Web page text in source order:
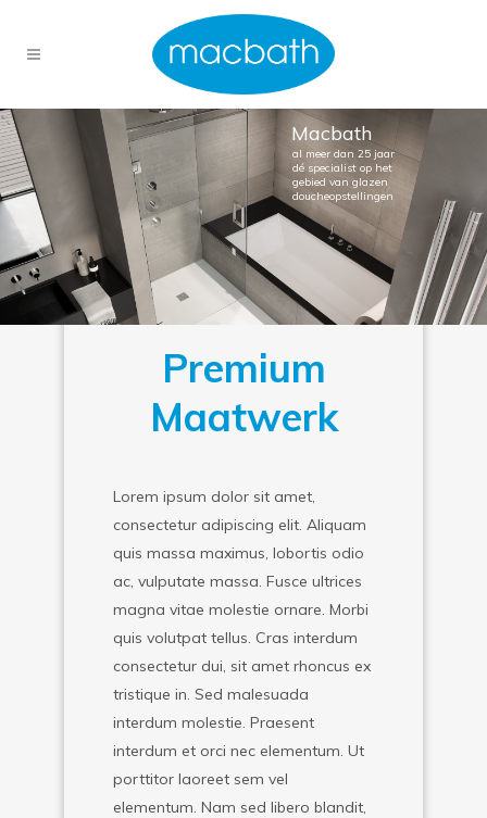
al meer dan 25 jaar
dé specialist op het
gebied van glazen
doucheopstellingen
Macbath
Premium
Maatwerk
Lorem ipsum dolor sit amet,
consectetur adipiscing elit. Aliquam
quis massa maximus, lobortis odio
ac, vulputate massa. Fusce ultrices
magna vitae molestie ornare. Morbi
quis volutpat tellus. Cras interdum
consectetur dui, sit amet rhoncus ex
tristique in. Sed malesuada
interdum molestie. Praesent
interdum et orci nec elementum. Ut
porttitor laoreet sem vel
elementum. Nam sed libero blandit,